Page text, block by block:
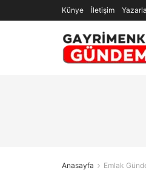
Künye İletişim
Anasayfa Emlak